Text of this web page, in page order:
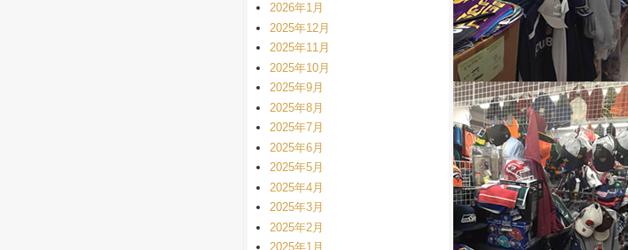
2026年1月
2025年12月
2025年11月
2025年10月
2025年9月
2025年8月
2025年7月
2025年6月
2025年5月
2025年4月
2025年3月
2025年2月
2025年1月